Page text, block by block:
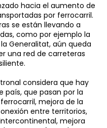
hacia el aumento de
por ferrocarril.
se están llevando a
como por ejemplo la
Generalitat, aún queda
una red de carreteras
considera que hay
país, que pasan por la
mejora de la
entre territorios,
mejora